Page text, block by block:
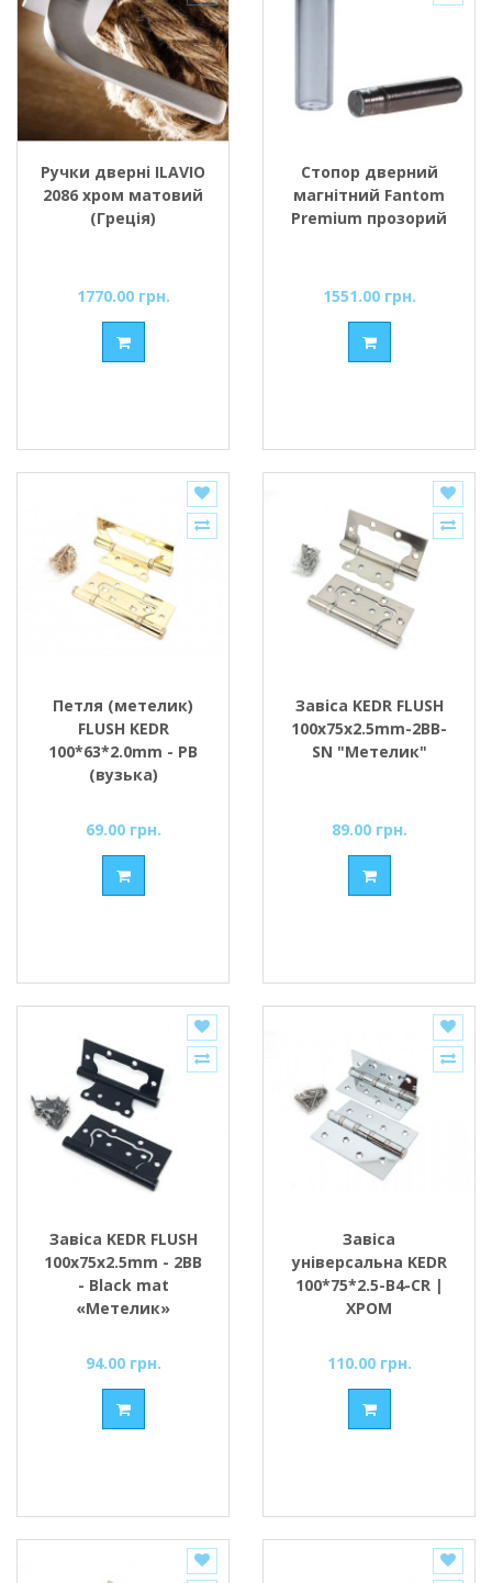
Ручки дверні ILAVIO
2086 хром матовий
(Греція)
1770.00 грн.
Стопор дверний
магнітний Fantom
Premium прозорий
1551.00 грн.
Петля (метелик)
FLUSH KEDR
100*63*2.0mm - PB
(вузька)
69.00 грн.
Завіса KEDR FLUSH
100x75x2.5mm-2BB-
SN "Метелик"
89.00 грн.
Завіса KEDR FLUSH
100x75x2.5mm - 2BB
- Black mat
«Метелик»
94.00 грн.
Завіса
універсальна KEDR
100*75*2.5-В4-CR |
ХРОМ
110.00 грн.